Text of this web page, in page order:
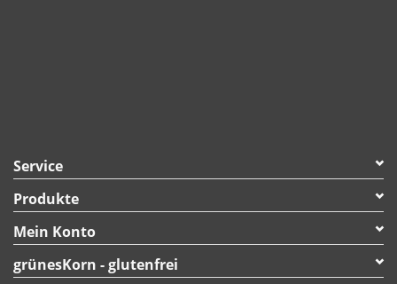
Service
Produkte
Mein Konto
grünesKorn - glutenfrei